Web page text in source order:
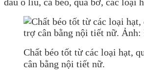
Chất béo tốt từ các loại hạt,
cân bằng nội tiết nữ.